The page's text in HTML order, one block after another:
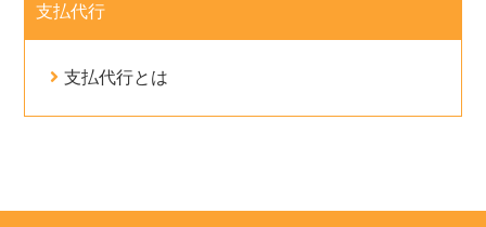
支払代行
支払代行とは